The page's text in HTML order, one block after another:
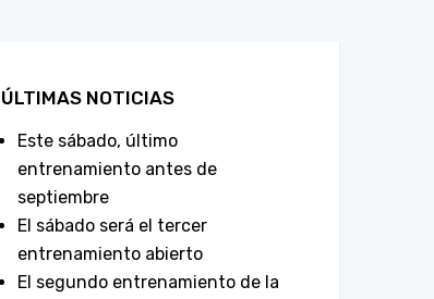
ÚLTIMAS NOTICIAS
Este sábado, último
entrenamiento antes de
septiembre
El sábado será el tercer
entrenamiento abierto
El segundo entrenamiento de la